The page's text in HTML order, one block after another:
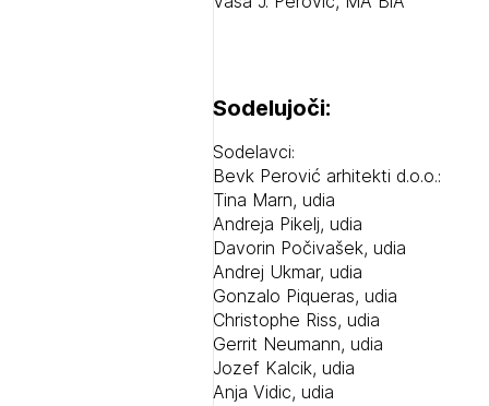
Sodelujoči:
Sodelavci:
Bevk Perović arhitekti d.o.o.:
Tina Marn, udia
Andreja Pikelj, udia
Davorin Počivašek, udia
Andrej Ukmar, udia
Gonzalo Piqueras, udia
Christophe Riss, udia
Gerrit Neumann, udia
Jozef Kalcik, udia
Anja Vidic, udia